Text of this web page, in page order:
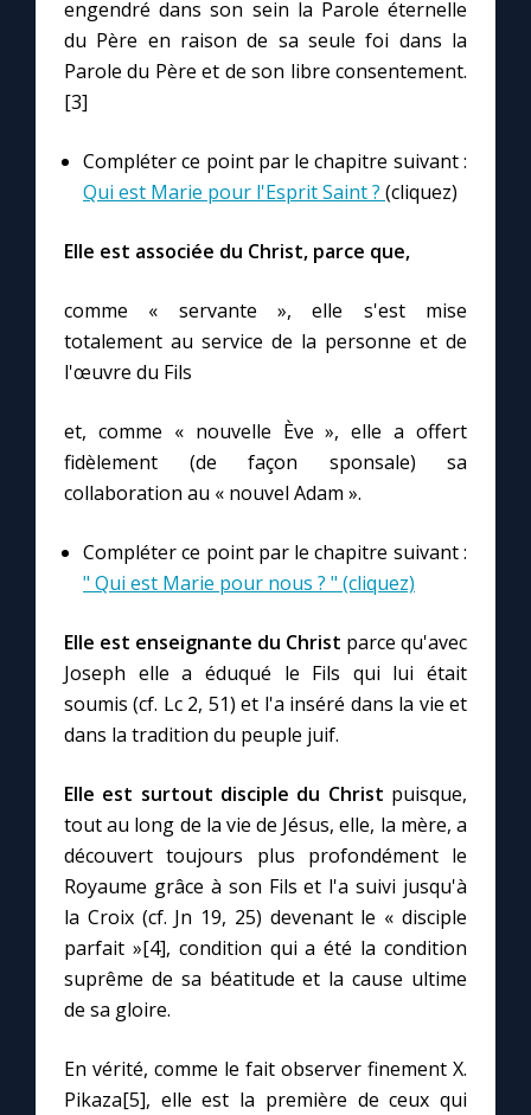
Les premiers samedis du mois
Me consacrer à Jésus par Marie
Mes intentions de prière
Une Minute avec Marie
Chapelet pour le monde
Contact
Faire un don
Marie de Nazareth
engendré dans son sein la Parole éternelle
du Père en raison de sa seule foi dans la
Parole du Père et de son libre consentement.
[3]
Compléter ce point par le chapitre suivant :
Qui est Marie pour l'Esprit Saint ? (cliquez)
Elle est associée du Christ, parce que,
comme « servante », elle s'est mise
totalement au service de la personne et de
l'œuvre du Fils
et, comme « nouvelle Ève », elle a offert
fidèlement (de façon sponsale) sa
collaboration au « nouvel Adam ».
Compléter ce point par le chapitre suivant :
" Qui est Marie pour nous ? " (cliquez)
Elle est enseignante du Christ parce qu'avec
Joseph elle a éduqué le Fils qui lui était
soumis (cf. Lc 2, 51) et l'a inséré dans la vie et
dans la tradition du peuple juif.
Elle est surtout disciple du Christ puisque,
tout au long de la vie de Jésus, elle, la mère, a
découvert toujours plus profondément le
Royaume grâce à son Fils et l'a suivi jusqu'à
la Croix (cf. Jn 19, 25) devenant le « disciple
parfait »[4], condition qui a été la condition
suprême de sa béatitude et la cause ultime
de sa gloire.
En vérité, comme le fait observer finement X.
Pikaza[5], elle est la première de ceux qui